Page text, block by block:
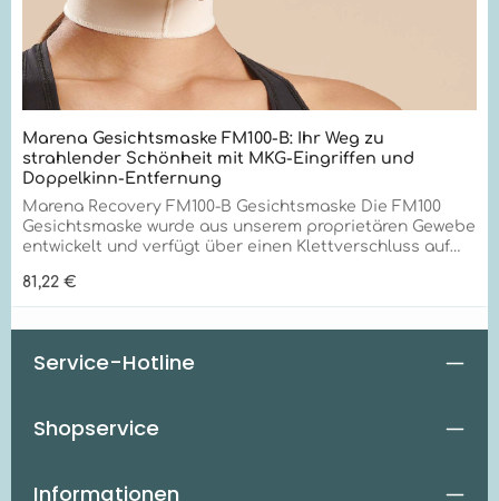
Marena Gesichtsmaske FM100-B: Ihr Weg zu
strahlender Schönheit mit MKG-Eingriffen und
Doppelkinn-Entfernung
Marena Recovery FM100-B Gesichtsmaske Die FM100
Gesichtsmaske wurde aus unserem proprietären Gewebe
entwickelt und verfügt über einen Klettverschluss auf
Klettverschluss an der Basis des Kopfes. Diese
Gesichtsmaske ist auch in den Varianten No Neck und
Long Neck erhältlich. Anwendungen: - Stirnstraffung,
in Beige, in den Größen S-XL Für welche spezifischen
Die Marena Gesichtsmaske FM100-B wurde speziell für
Eigenfetttransplantationen und allgemeinen
Regulärer Preis:
81,22 €
Service-Hotline
Shopservice
Informationen